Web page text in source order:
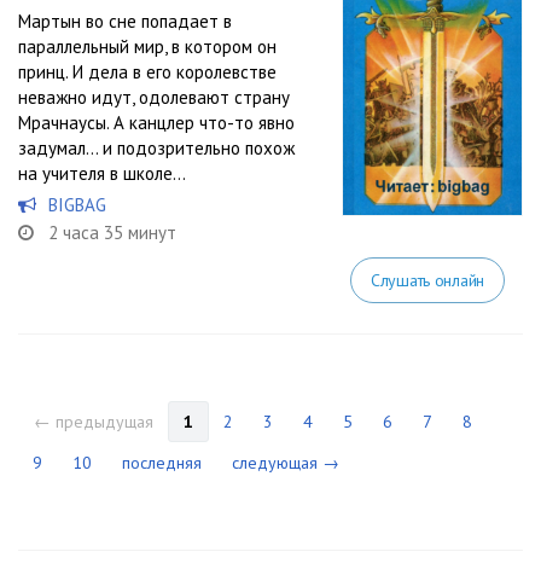
Мартын во сне попадает в
параллельный мир, в котором он
принц. И дела в его королевстве
неважно идут, одолевают страну
Мрачнаусы. А канцлер что-то явно
задумал… и подозрительно похож
на учителя в школе…
BIGBAG
2 часа 35 минут
Слушать онлайн
← предыдущая 1 2 3 4 5 6 7
8
9
10 последняя следующая →